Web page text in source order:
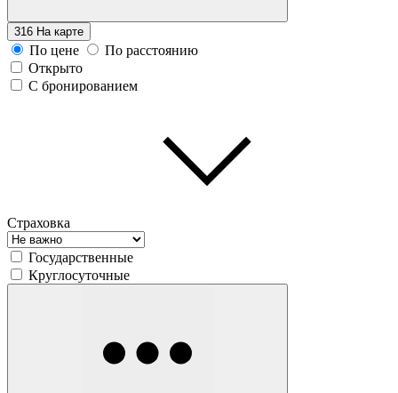
316 На карте
По цене
По расстоянию
Открыто
С бронированием
Страховка
Государственные
Круглосуточные